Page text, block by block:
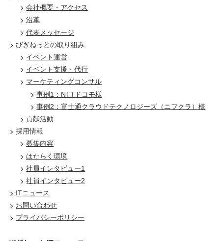
会社概要・アクセス
沿革
代表メッセージ
びぎねっとの取り組み
イベント運営
イベント支援・代行
マーケティングコンサル
事例1：NTTドコモ様
事例2：富士通クラウドテクノロジーズ（ニフクラ）様
貢献活動
採用情報
募集内容
はたらく環境
社員インタビュー1
社員インタビュー2
ITニュース
お問い合わせ
プライバシーポリシー